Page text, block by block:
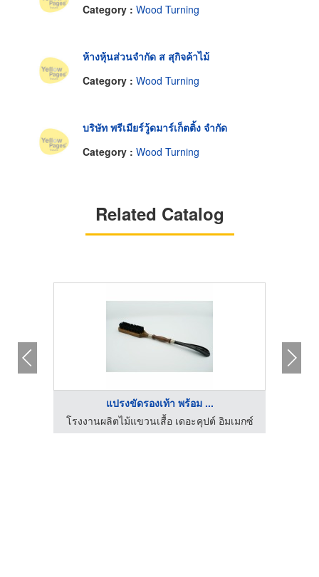
Category : Wood Turning
ห้างหุ้นส่วนจำกัด ส สุกิจค้าไม้
Category : Wood Turning
บริษัท พรีเมียร์วู้ดมาร์เก็ตติ้ง จำกัด
Category : Wood Turning
Related Catalog
แปรงขัดรองเท้า พร้อม ...
โรงงานผลิตไม้แขวนเสื้อ เดอะคุปต์ อิมเมกซ์